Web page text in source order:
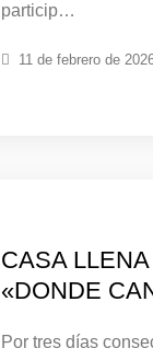
particip…
11 de febrero de
CASA
«DONDE
Por tres días